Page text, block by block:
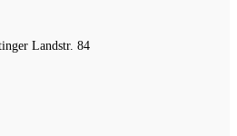
Landstr. 84